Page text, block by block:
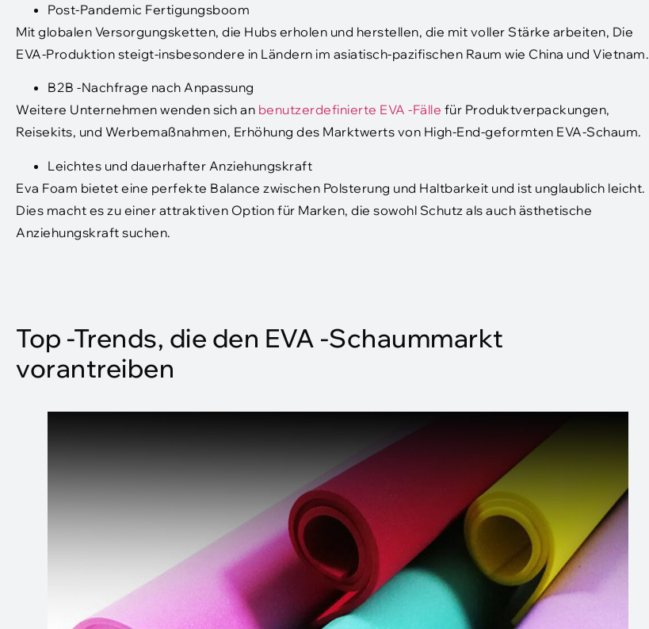
Post-Pandemic Fertigungsboom
Mit globalen Versorgungsketten, die Hubs erholen und herstellen, die mit voller Stärke arbeiten, Die
EVA-Produktion steigt-insbesondere in Ländern im asiatisch-pazifischen Raum wie China und Vietnam.
B2B -Nachfrage nach Anpassung
Weitere Unternehmen wenden sich an benutzerdefinierte EVA -Fälle für Produktverpackungen,
Reisekits, und Werbemaßnahmen, Erhöhung des Marktwerts von High-End-geformten EVA-Schaum.
Leichtes und dauerhafter Anziehungskraft
Eva Foam bietet eine perfekte Balance zwischen Polsterung und Haltbarkeit und ist unglaublich leicht.
Dies macht es zu einer attraktiven Option für Marken, die sowohl Schutz als auch ästhetische
Anziehungskraft suchen.
Top -Trends, die den EVA -Schaummarkt
vorantreiben